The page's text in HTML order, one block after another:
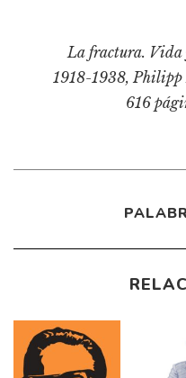
La fractura. Vida
1918-1938, Philipp
616